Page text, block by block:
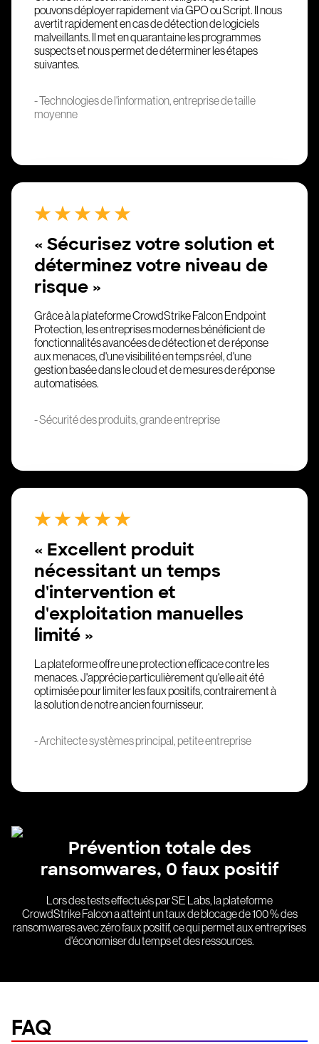
- Technologies de l'information, entreprise de taille
moyenne
pouvons déployer rapidement via GPO ou Script. Il nous
avertit rapidement en cas de détection de logiciels
malveillants. Il met en quarantaine les programmes
suspects et nous permet de déterminer les étapes
suivantes.
- Sécurité des produits, grande entreprise
« Sécurisez votre solution et
déterminez votre niveau de
risque »
Grâce à la plateforme CrowdStrike Falcon Endpoint
Protection, les entreprises modernes bénéficient de
fonctionnalités avancées de détection et de réponse
aux menaces, d'une visibilité en temps réel, d'une
gestion basée dans le cloud et de mesures de réponse
automatisées.
- Architecte systèmes principal, petite entreprise
« Excellent produit
nécessitant un temps
d'intervention et
d'exploitation manuelles
limité »
La plateforme offre une protection efficace contre les
menaces. J'apprécie particulièrement qu'elle ait été
optimisée pour limiter les faux positifs, contrairement à
la solution de notre ancien fournisseur.
Prévention totale des
ransomwares, 0 faux positif
Lors des tests effectués par SE Labs, la plateforme
CrowdStrike Falcon a atteint un taux de blocage de 100 % des
ransomwares avec zéro faux positif, ce qui permet aux entreprises
d'économiser du temps et des ressources.
FAQ